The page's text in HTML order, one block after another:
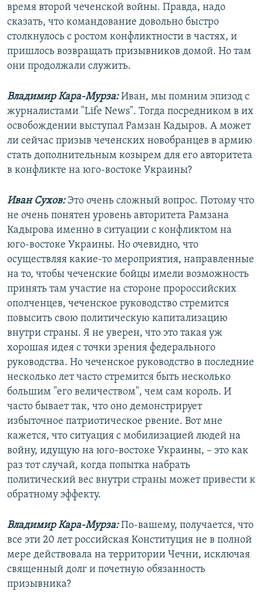
время второй чеченской войны. Правда, надо
сказать, что командование довольно быстро
столкнулось с ростом конфликтности в частях, и
пришлось возвращать призывников домой. Но там
они продолжали служить.
Владимир Кара-Мурза:Иван, мы помним эпизод с
журналистами "Life News". Тогда посредником в их
освобождении выступал Рамзан Кадыров. А может
ли сейчас призыв чеченских новобранцев в армию
стать дополнительным козырем для его авторитета
в конфликте на юго-востоке Украины?
Иван Сухов:Это очень сложный вопрос. Потому что
не очень понятен уровень авторитета Рамзана
Кадырова именно в ситуации с конфликтом на
юго-востоке Украины. Но очевидно, что
осуществляя какие-то мероприятия, направленные
на то, чтобы чеченские бойцы имели возможность
принять там участие на стороне пророссийских
ополченцев, чеченское руководство стремится
повысить свою политическую капитализацию
внутри страны. Я не уверен, что это такая уж
хорошая идея с точки зрения федерального
руководства. Но чеченское руководство в последние
несколько лет часто стремится быть несколько
большим "его величеством", чем сам король. И
часто бывает так, что оно демонстрирует
избыточное патриотическое рвение. Вот мне
кажется, что ситуация с мобилизацией людей на
войну, идущую на юго-востоке Украины, – это как
раз тот случай, когда попытка набрать
политический вес внутри страны может привести к
обратному эффекту.
Владимир Кара-Мурза:По-вашему, получается, что
все эти 20 лет российская Конституция не в полной
мере действовала на территории Чечни, исключая
священный долг и почетную обязанность
призывника?